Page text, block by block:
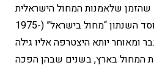
שהזמן שלאמנות המחול הישראלית
יהיה ביטאון מקצועי. כך נוסד השנתון “מחול בישראל” (1975-
ומאוחר יותא היצטרפה אליו גילה
המחול בארץ, בשנים שבהן הפכה